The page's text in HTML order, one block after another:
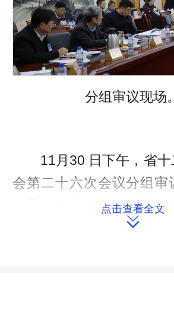
分组审议现场。
11月30 日下午，省十
会第二十六次会议分组审
人民代表大会代表建议、
作条例(修订草案·四次审
点击查看全文
